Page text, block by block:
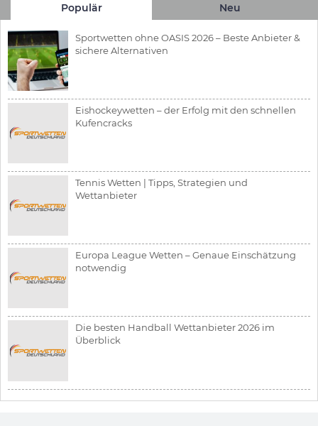
Populär Neu
Sportwetten ohne OASIS 2026 – Beste Anbieter &
sichere Alternativen
Eishockeywetten – der Erfolg mit den schnellen
Kufencracks
Tennis Wetten | Tipps, Strategien und
Wettanbieter
Europa League Wetten – Genaue Einschätzung
notwendig
Die besten Handball Wettanbieter 2026 im
Überblick